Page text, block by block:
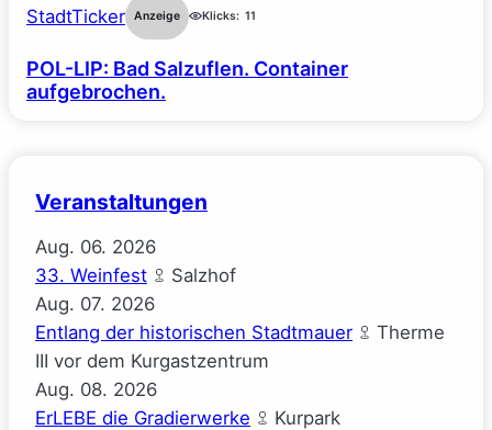
StadtTicker Anzeige Klicks: 11
POL-LIP: Bad Salzuflen. Container
aufgebrochen.
Veranstaltungen
Aug. 06. 2026
33. Weinfest
Salzhof
Aug. 07. 2026
Entlang der historischen Stadtmauer
Therme
III vor dem Kurgastzentrum
Aug. 08. 2026
ErLEBE die Gradierwerke
Kurpark